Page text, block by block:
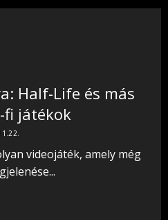
Half-Life és más
fi játékok
videojáték, amely még